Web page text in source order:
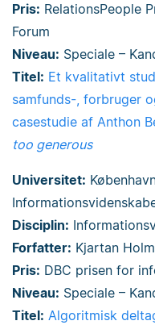
Pris: RelationsPeople
Forum
Niveau: Speciale –
Titel: Et kvalitativt
samfunds-, forbruger
casestudie af Anthon
too generous
Universitet:
Disciplin:
Forfatter: Kjartan
Pris: DBC prisen for
Niveau: Speciale –
Titel: Algoritmisk